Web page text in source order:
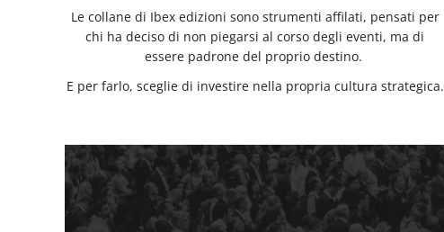
Le collane di Ibex edizioni sono strumenti affilati, pensati per
chi ha deciso di non piegarsi al corso degli eventi, ma di
essere padrone del proprio destino.
E per farlo, sceglie di investire nella propria cultura strategica.
PENSIERO
CRITICO